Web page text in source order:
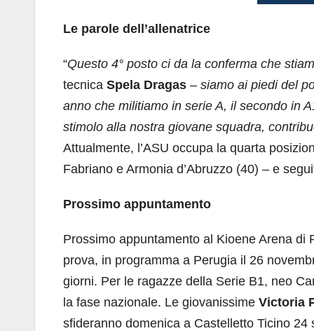
Le parole dell’allenatrice
“Questo 4° posto ci da la conferma che
tecnica Spela Dragas – siamo ai piedi del
anno che militiamo in serie A, il secondo in
stimolo alla nostra giovane squadra,
Attualmente, l’ASU occupa la quarta
Fabriano e Armonia d’Abruzzo (40) – e
Prossimo appuntamento
Prossimo appuntamento al Kioene Arena
prova, in programma a Perugia il 26
giorni. Per le ragazze della Serie B1, neo
la fase nazionale. Le giovanissime Victoria
sfideranno domenica a Castelletto Ticino